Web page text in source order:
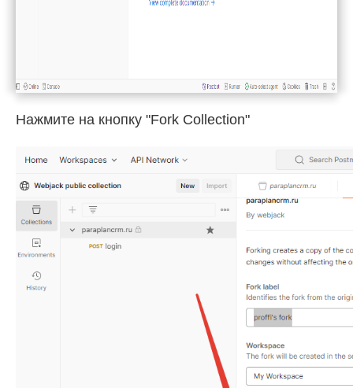
Нажмите на кнопку "Fork Collection"